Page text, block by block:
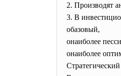
2. Производят
3. В
oбазовый,
oнаиболее
oнаиболее